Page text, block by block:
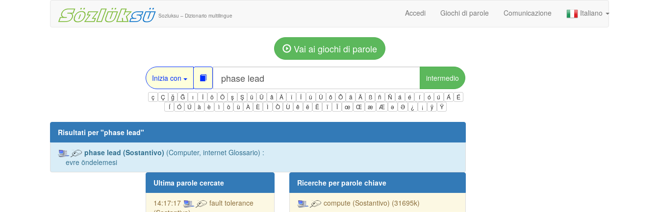
Sozluksu – Dizionario multilingue Accedi Giochi di parole Comunicazione Italiano
Vai ai giochi di parole
Inizia con intermedio
ç Ç ğ Ğ ı İ ö Ö ş Ş ü Ü â Â î Î û Û ô Ô ä Ä ß ñ Ñ á é í ó ú Á
É
Í
Ó Ú à è ì ò ù À È Ì Ò Ù ê ë Ë ï Ï œ Œ æ Æ ə Ə ¿ ¡ ÿ Ÿ
Risultati per "phase lead"
phase lead (Sostantivo) (Computer, internet Glossario) :
evre öndelemesi
Ultima parole cercate
14:17:17
fault tolerance
Ricerche per parole chiave
compute (Sostantivo) (31695k)